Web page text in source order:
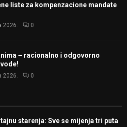
liste za kompenzacione mandate
2026. 0
– racionalno i odgovorno
2026. 0
starenja: Sve se mijenja tri puta